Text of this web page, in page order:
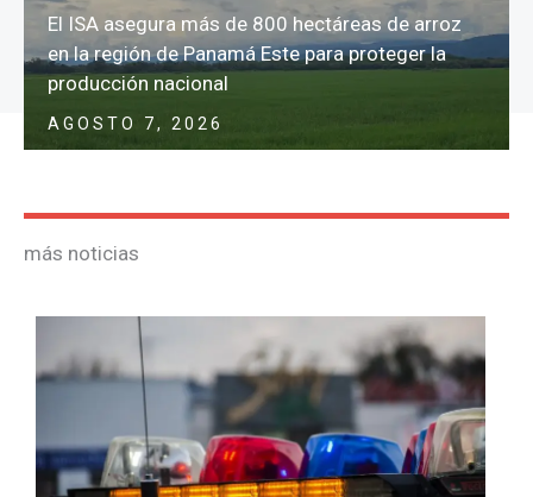
El ISA asegura más de 800 hectáreas de arroz
en la región de Panamá Este para proteger la
producción nacional
AGOSTO 7, 2026
más noticias